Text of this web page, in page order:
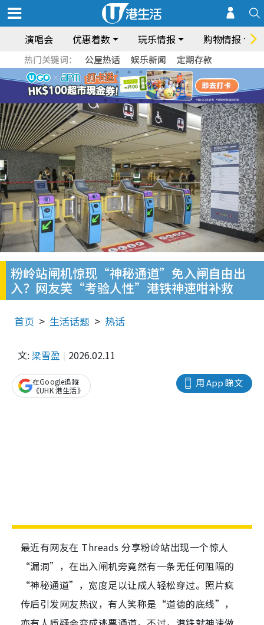
演唱会 优惠着数 玩乐情报 购物情报
热门关键词： 公屋热话 娱乐新闻 定期存款
粉岭站闸机惊现“神秘通道”免入闸自由出
入？网友笑“考验人性”港铁神速咁补救
首页 生活话题 热话
文: 梁雪盈 2026.02.11
用 App 睇文
在Google追蹤
《UHK 港生活》
最近有网友在 Threads 分享粉岭站出现一个惊人
“漏洞”，在出入闸机旁竟然有一条无任何阻隔的
“神秘通道”，宽度足以让成人轻松穿过。照片疯
传后引发网友热议，有人笑称是“道德的底线”，